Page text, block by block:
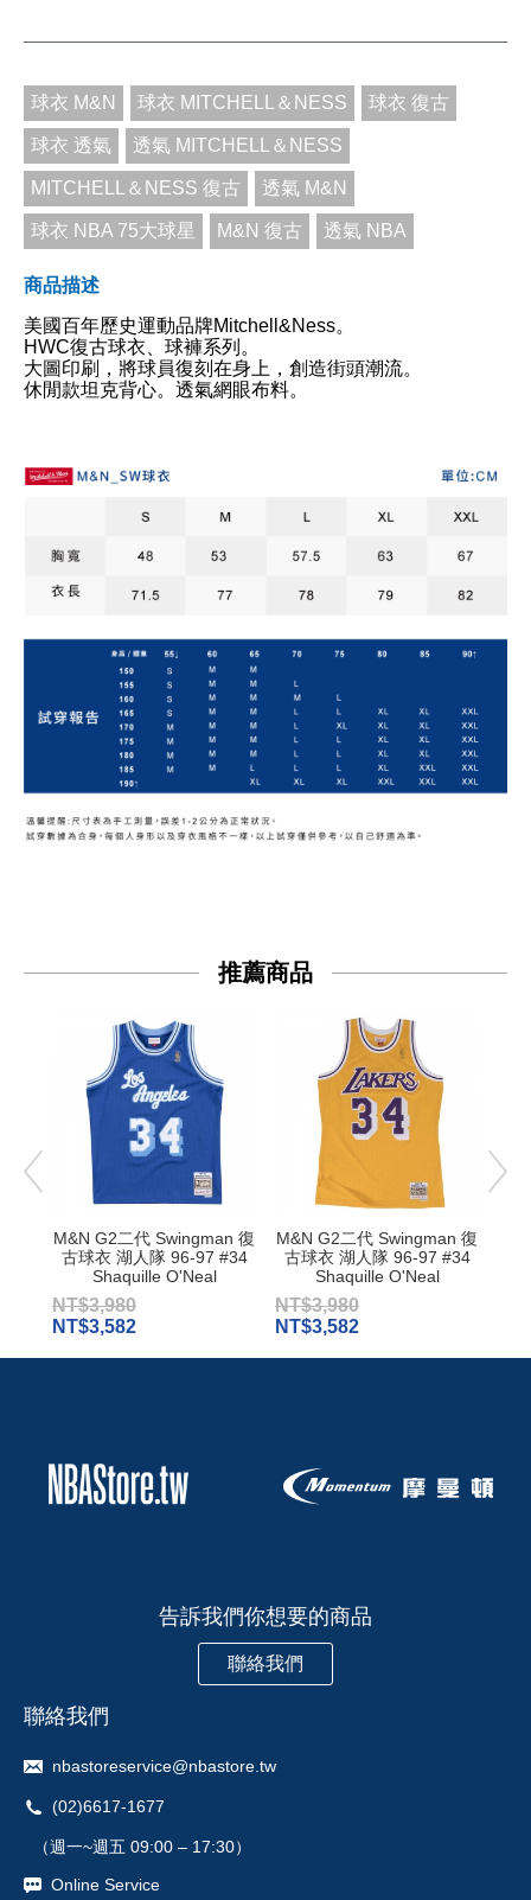
球衣 M&N 球衣 MITCHELL＆NESS 球衣 復古
球衣 透氣 透氣 MITCHELL＆NESS
MITCHELL＆NESS 復古 透氣 M&N
球衣 NBA 75大球星 M&N 復古 透氣 NBA
商品描述
美國百年歷史運動品牌Mitchell&Ness。
HWC復古球衣、球褲系列。
大圖印刷，將球員復刻在身上，創造街頭潮流。
休閒款坦克背心。透氣網眼布料。
推薦商品
M&N G2二代 Swingman 復
古球衣 湖人隊 96-97 #34
Shaquille O'Neal
NT$3,980
NT$3,582
M&N G2二代 Swingman 復
古球衣 湖人隊 96-97 #34
Shaquille O'Neal
NT$3,980
NT$3,582
告訴我們你想要的商品
聯絡我們
聯絡我們
nbastoreservice@nbastore.tw
(02)6617-1677
（週一~週五 09:00 – 17:30）
Online Service